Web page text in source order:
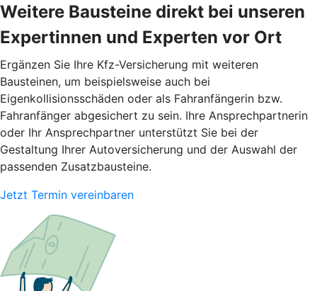
Weitere Bausteine direkt bei unseren
Expertinnen und Experten vor Ort
Ergänzen Sie Ihre Kfz-Versicherung mit weiteren
Bausteinen, um beispielsweise auch bei
Eigenkollisionsschäden oder als Fahranfängerin bzw.
Fahranfänger abgesichert zu sein. Ihre Ansprechpartnerin
oder Ihr Ansprechpartner unterstützt Sie bei der
Gestaltung Ihrer Autoversicherung und der Auswahl der
passenden Zusatzbausteine.
Jetzt Termin vereinbaren